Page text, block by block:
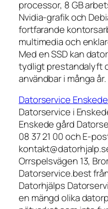
processor, 8 GB
Nvidia-grafik och
fortfarande
multimedia och
Med en SSD kan
tydligt prestandalyft
användbar i många
Datorservice
Datorservice i
Enskede gård
08 37 21 00 och E-
Orrspelsvägen 13,
Datorservice.best
Datorhjälps
en mängd olika